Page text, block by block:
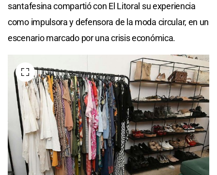
santafesina compartió con El Litoral su experiencia
como impulsora y defensora de la moda circular, en un
escenario marcado por una crisis económica.